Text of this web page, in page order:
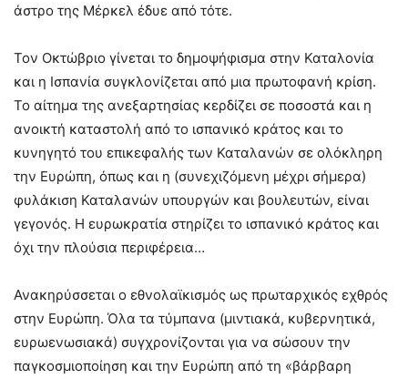
άστρο της Μέρκελ έδυε από τότε.
Τον Οκτώβριο γίνεται το δημοψήφισμα στην Καταλονία
και η Ισπανία συγκλονίζεται από μια πρωτοφανή κρίση.
Το αίτημα της ανεξαρτησίας κερδίζει σε ποσοστά και η
ανοικτή καταστολή από το ισπανικό κράτος και το
κυνηγητό του επικεφαλής των Καταλανών σε ολόκληρη
την Ευρώπη, όπως και η (συνεχιζόμενη μέχρι σήμερα)
φυλάκιση Καταλανών υπουργών και βουλευτών, είναι
γεγονός. Η ευρωκρατία στηρίζει το ισπανικό κράτος και
όχι την πλούσια περιφέρεια…
Ανακηρύσσεται ο εθνολαϊκισμός ως πρωταρχικός εχθρός
στην Ευρώπη. Όλα τα τύμπανα (μιντιακά, κυβερνητικά,
ευρωενωσιακά) συγχρονίζονται για να σώσουν την
παγκοσμιοποίηση και την Ευρώπη από τη «βάρβαρη